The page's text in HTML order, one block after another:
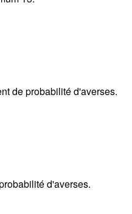
de probabilité d'averses.
d'averses.